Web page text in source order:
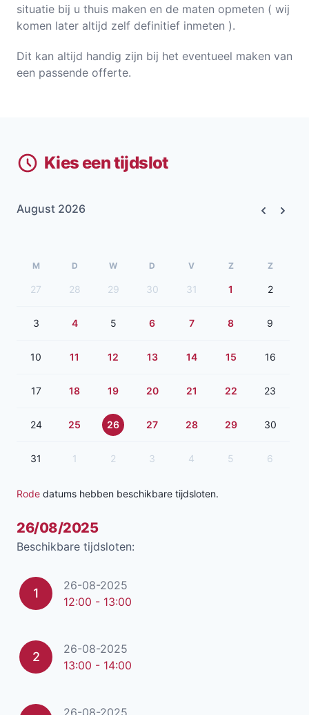
situatie bij u thuis maken en de maten opmeten ( wij
komen later altijd zelf definitief inmeten ).
Dit kan altijd handig zijn bij het eventueel maken van
een passende offerte.
Kies een tijdslot
August 2026
M D W D V Z Z
27 28 29 30 31 1 2
3 4 5 6 7 8 9
10 11 12 13 14 15 16
17 18 19 20 21 22 23
24 25 26 27 28 29 30
31 1 2 3 4 5 6
Rode datums hebben beschikbare tijdsloten.
26/08/2025
Beschikbare tijdsloten:
1
26-08-2025
12:00 - 13:00
2
26-08-2025
13:00 - 14:00
26-08-2025